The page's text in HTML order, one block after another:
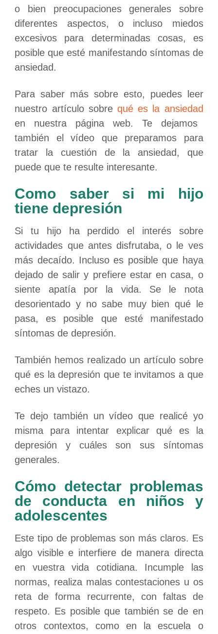
o bien preocupaciones generales sobre
diferentes aspectos, o incluso miedos
excesivos para determinadas cosas, es
posible que esté manifestando síntomas de
ansiedad.
Para saber más sobre esto, puedes leer
nuestro artículo sobre qué es la ansiedad
en nuestra página web. Te dejamos
también el vídeo que preparamos para
tratar la cuestión de la ansiedad, que
puede que te resulte interesante.
Como saber si mi hijo
tiene depresión
Si tu hijo ha perdido el interés sobre
actividades que antes disfrutaba, o le ves
más decaído. Incluso es posible que haya
dejado de salir y prefiere estar en casa, o
siente apatía por la vida. Se le nota
desorientado y no sabe muy bien qué le
pasa, es posible que esté manifestado
síntomas de depresión.
También hemos realizado un artículo sobre
qué es la depresión que te invitamos a que
eches un vistazo.
Te dejo también un vídeo que realicé yo
misma para intentar explicar qué es la
depresión y cuáles son sus síntomas
generales.
Cómo detectar problemas
de conducta en niños y
adolescentes
Este tipo de problemas son más claros. Es
algo visible e interfiere de manera directa
en vuestra vida cotidiana. Incumple las
normas, realiza malas contestaciones u os
reta de forma recurrente, con faltas de
respeto. Es posible que también se de en
otros contextos, como en la escuela o